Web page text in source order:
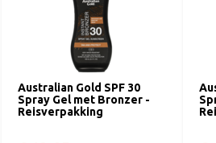
Australian Gold SPF 30
Spray Gel met Bronzer -
Reisverpakking